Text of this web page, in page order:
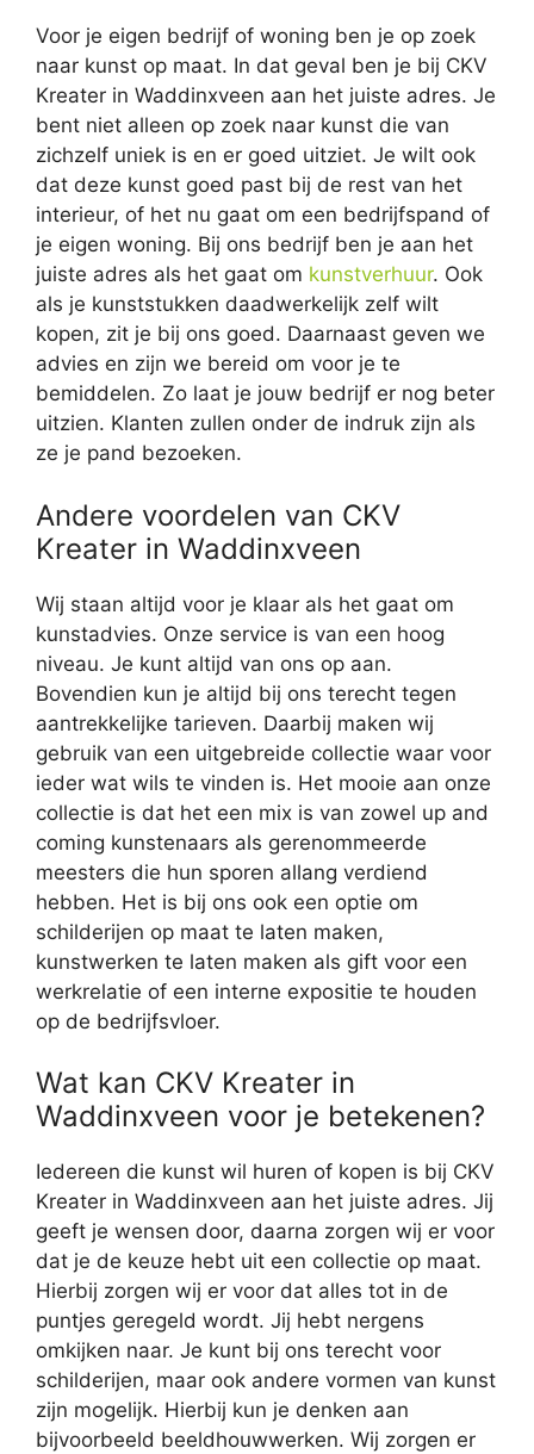
Voor je eigen bedrijf of woning ben je op zoek
naar kunst op maat. In dat geval ben je bij CKV
Kreater in Waddinxveen aan het juiste adres. Je
bent niet alleen op zoek naar kunst die van
zichzelf uniek is en er goed uitziet. Je wilt ook
dat deze kunst goed past bij de rest van het
interieur, of het nu gaat om een bedrijfspand of
je eigen woning. Bij ons bedrijf ben je aan het
juiste adres als het gaat om kunstverhuur. Ook
als je kunststukken daadwerkelijk zelf wilt
kopen, zit je bij ons goed. Daarnaast geven we
advies en zijn we bereid om voor je te
bemiddelen. Zo laat je jouw bedrijf er nog beter
uitzien. Klanten zullen onder de indruk zijn als
ze je pand bezoeken.
Andere voordelen van CKV
Kreater in Waddinxveen
Wij staan altijd voor je klaar als het gaat om
kunstadvies. Onze service is van een hoog
niveau. Je kunt altijd van ons op aan.
Bovendien kun je altijd bij ons terecht tegen
aantrekkelijke tarieven. Daarbij maken wij
gebruik van een uitgebreide collectie waar voor
ieder wat wils te vinden is. Het mooie aan onze
collectie is dat het een mix is van zowel up and
coming kunstenaars als gerenommeerde
meesters die hun sporen allang verdiend
hebben. Het is bij ons ook een optie om
schilderijen op maat te laten maken,
kunstwerken te laten maken als gift voor een
werkrelatie of een interne expositie te houden
op de bedrijfsvloer.
Wat kan CKV Kreater in
Waddinxveen voor je betekenen?
Iedereen die kunst wil huren of kopen is bij CKV
Kreater in Waddinxveen aan het juiste adres. Jij
geeft je wensen door, daarna zorgen wij er voor
dat je de keuze hebt uit een collectie op maat.
Hierbij zorgen wij er voor dat alles tot in de
puntjes geregeld wordt. Jij hebt nergens
omkijken naar. Je kunt bij ons terecht voor
schilderijen, maar ook andere vormen van kunst
zijn mogelijk. Hierbij kun je denken aan
bijvoorbeeld beeldhouwwerken. Wij zorgen er